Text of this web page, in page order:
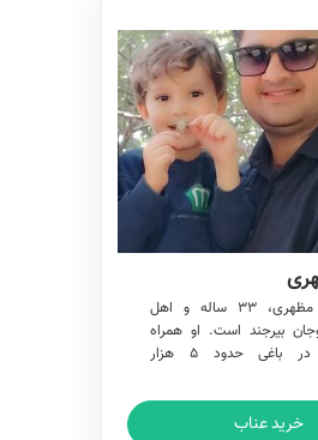
آقای عادل مظهری، ۳۳ ساله و اهل
بیرجند است. او همراه
خانواده‌اش در باغی حدود ۵ هزار
خرید عناب